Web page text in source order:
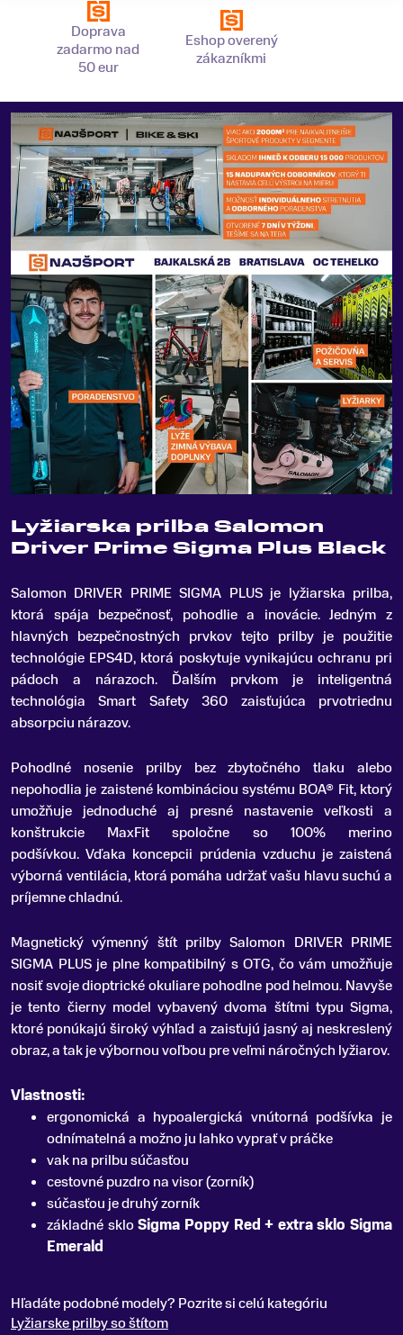
Doprava
zadarmo nad
50 eur
Eshop overený
zákazníkmi
Lyžiarska prilba Salomon
Driver Prime Sigma Plus Black
Salomon DRIVER PRIME SIGMA PLUS je lyžiarska prilba,
ktorá spája bezpečnosť, pohodlie a inovácie. Jedným z
hlavných bezpečnostných prvkov tejto prilby je použitie
technológie EPS4D, ktorá poskytuje vynikajúcu ochranu pri
pádoch a nárazoch. Ďalším prvkom je inteligentná
technológia Smart Safety 360 zaisťujúca prvotriednu
absorpciu nárazov.
Pohodlné nosenie prilby bez zbytočného tlaku alebo
nepohodlia je zaistené kombináciou systému BOA® Fit, ktorý
umožňuje jednoduché aj presné nastavenie veľkosti a
konštrukcie MaxFit spoločne so 100% merino
podšívkou.Vďaka koncepcii prúdenia vzduchu je zaistená
výborná ventilácia, ktorá pomáha udržať vašu hlavu suchú a
príjemne chladnú.
Magnetický výmenný štít prilby Salomon DRIVER PRIME
SIGMA PLUS je plne kompatibilný s OTG, čo vám umožňuje
nosiť svoje dioptrické okuliare pohodlne pod helmou. Navyše
je tento čierny model vybavený dvoma štítmi typu Sigma,
ktoré ponúkajú široký výhľad a zaisťujú jasný aj neskreslený
obraz, a tak je výbornou voľbou pre veľmi náročných lyžiarov.
Vlastnosti:
ergonomická a hypoalergická vnútorná podšívka je
odnímatelná a možno ju lahko vyprať v práčke
vak na prilbu súčasťou
cestovné puzdro na visor (zorník)
súčasťou je druhý zorník
základné skloSigma Poppy Red + extra sklo Sigma
Emerald
Hľadáte podobné modely? Pozrite si celú kategóriu
Lyžiarske prilby so štítom